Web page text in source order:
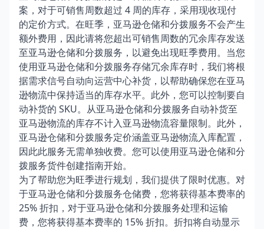
案，对于可销售周数超过 4 周的库存，采用现收现付
的定价方式。在旺季，亚马逊仓储和分拨服务不会产生
额外费用，因此请将您超出可销售周数的冗余库存发送
至亚马逊仓储和分拨服务，以避免出现旺季费用。当您
使用亚马逊仓储和分拨服务存储冗余库存时，我们将根
据需求信号自动向运营中心补货，以帮助确保您在亚马
逊物流中保持适当的库存水平。此外，您可以控制要自
动补货的 SKU。从亚马逊仓储和分拨服务自动补货至
亚马逊物流的库存不计入亚马逊物流容量限制。此外，
亚马逊仓储和分拨服务定价涵盖亚马逊物流入库配置，
因此此服务无需单独收费。您可以使用亚马逊仓储和分
拨服务货件创建指南开始。
为了帮助您为旺季进行规划，我们提供了限时优惠。对
于亚马逊仓储和分拨服务仓储费，您将获得基本费率的
25% 折扣，对于亚马逊仓储和分拨服务处理和运输
费，您将获得基本费率的 15% 折扣。折扣将自动显示